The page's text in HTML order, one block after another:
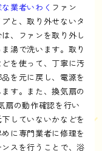
業者いわく ファン
と、取り外せないタ
、ファンを取り外し
湯で洗います。取り
を使って、丁寧に汚
を元に戻し、電源を
す。また、換気扇の
扇の動作確認を行い
していないかなどを
に専門業者に修理を
スを行うことで、浴